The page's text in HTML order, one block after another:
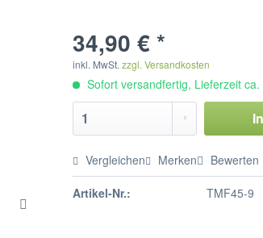
34,90 € *
inkl. MwSt.zzgl. Versandkosten
Sofort versandfertig, Lieferzeit
Vergleichen Merken Bewerten
Artikel-Nr.: TMF45-9